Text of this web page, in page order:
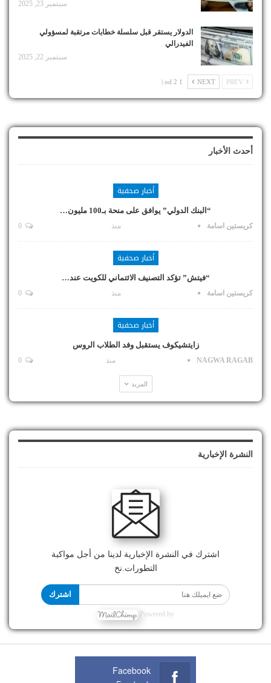
سبتمبر 23, 2025
الدولار يستقر قبل سلسلة خطابات مرتقبة لمسؤولي
الفيدرالي
سبتمبر 22, 2025
NEXT
1 od 2 |
أحدث الأخبار
أخبار صحفية
“البنك الدولي” يوافق على منحة بـ100 مليون…
كريستين اسامة منذ
أخبار صحفية
“فيتش” تؤكد التصنيف الائتماني للكويت عند…
كريستين اسامة منذ
أخبار صحفية
زايتشيكوف يستقبل وفد الطلاب الروس
NAGWA RAGAB منذ
المزيد
النشرة الإخبارية
اشترك في النشرة الإخبارية لدينا من أجل مواكبة
التطورات.نخ
اشترك
Powered by
Facebook